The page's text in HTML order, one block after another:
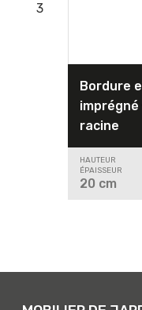
3
Bordure
racine
HAUTEUR
ÉPAISSEUR
20 cm